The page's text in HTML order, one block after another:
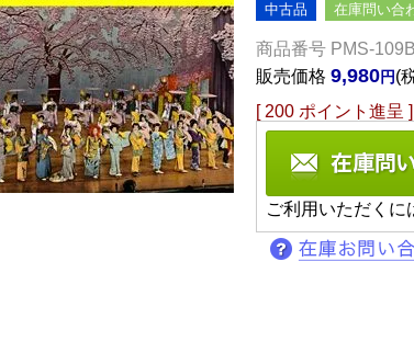
中古品 在庫問い合
商品番号 PMS-109B
販売価格 9,980
[ 200 ポイント進呈 ]
ご利用いただくに